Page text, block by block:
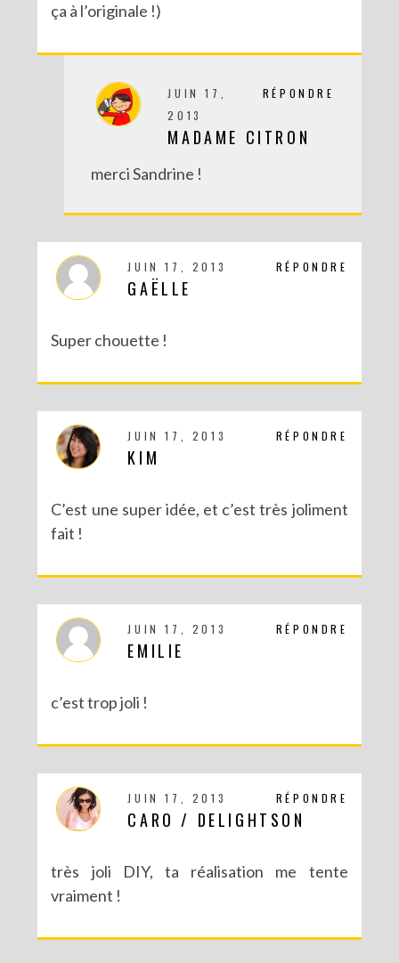
DIY : BRACELET BRÉSILIEN XXL
ça à l’originale !)
RÉPONDRE
JUIN 17,
2013
MADAME CITRON
merci Sandrine !
RÉPONDRE
JUIN 17, 2013
GAËLLE
Super chouette !
RÉPONDRE
JUIN 17, 2013
KIM
C’est une super idée, et c’est très joliment
fait !
RÉPONDRE
JUIN 17, 2013
EMILIE
c’est trop joli !
RÉPONDRE
JUIN 17, 2013
CARO / DELIGHTSON
très joli DIY, ta réalisation me tente
vraiment !